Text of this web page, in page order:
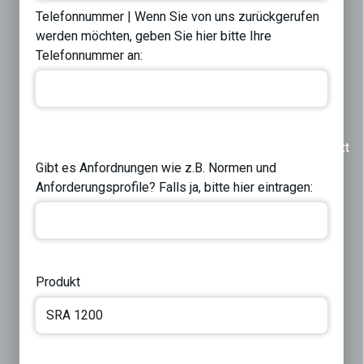
Telefonnummer | Wenn Sie von uns zurückgerufen
werden möchten, geben Sie hier bitte Ihre
Telefonnummer an:
Next
Gibt es Anfordnungen wie z.B. Normen und
Anforderungsprofile? Falls ja, bitte hier eintragen:
Produkt